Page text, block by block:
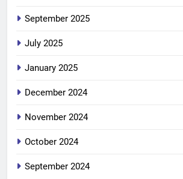
September 2025
July 2025
January 2025
December 2024
November 2024
October 2024
September 2024